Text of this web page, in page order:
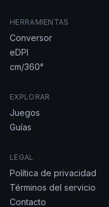
HERRAMIENTAS
Conversor
eDPI
cm/360°
EXPLORAR
Juegos
Guías
LEGAL
Política de privacidad
Términos del servicio
Contacto